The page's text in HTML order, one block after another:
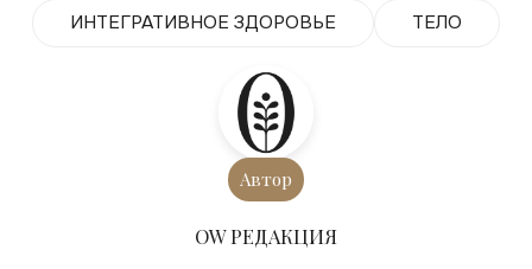
ИНТЕГРАТИВНОЕ ЗДОРОВЬЕ ТЕЛО
Автор
ОW РЕДАКЦИЯ